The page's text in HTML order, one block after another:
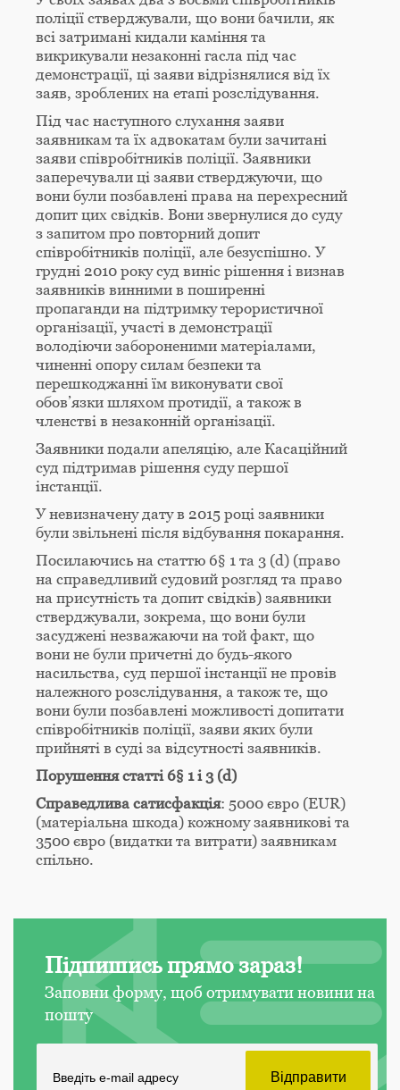
поліції стверджували, що вони бачили, як
всі затримані кидали каміння та
викрикували незаконні гасла під час
демонстрації, ці заяви відрізнялися від їх
заяв, зроблених на етапі розслідування.
Під час наступного слухання заяви
заявникам та їх адвокатам були зачитані
заяви співробітників поліції. Заявники
заперечували ці заяви стверджуючи, що
вони були позбавлені права на перехресний
допит цих свідків. Вони звернулися до суду
з запитом про повторний допит
співробітників поліції, але безуспішно. У
грудні 2010 року суд виніс рішення і визнав
заявників винними в поширенні
пропаганди на підтримку терористичної
організації, участі в демонстрації
володіючи забороненими матеріалами,
чиненні опору силам безпеки та
перешкоджанні їм виконувати свої
обов’язки шляхом протидії, а також в
членстві в незаконній організації.
Заявники подали апеляцію, але Касаційний
суд підтримав рішення суду першої
інстанції.
У невизначену дату в 2015 році заявники
були звільнені після відбування покарання.
Посилаючись на статтю 6§ 1 та 3 (d) (право
на справедливий судовий розгляд та право
на присутність та допит свідків) заявники
стверджували, зокрема, що вони були
засуджені незважаючи на той факт, що
вони не були причетні до будь-якого
насильства, суд першої інстанції не провів
належного розслідування, а також те, що
вони були позбавлені можливості допитати
співробітників поліції, заяви яких були
прийняті в суді за відсутності заявників.
Порушення статті 6§ 1 і 3 (d)
Справедлива сатисфакція: 5000 євро (EUR)
(матеріальна шкода) кожному заявникові та
3500 євро (видатки та витрати) заявникам
спільно.
Підпишись прямо зараз!
Заповни форму, щоб отримувати новини на
пошту